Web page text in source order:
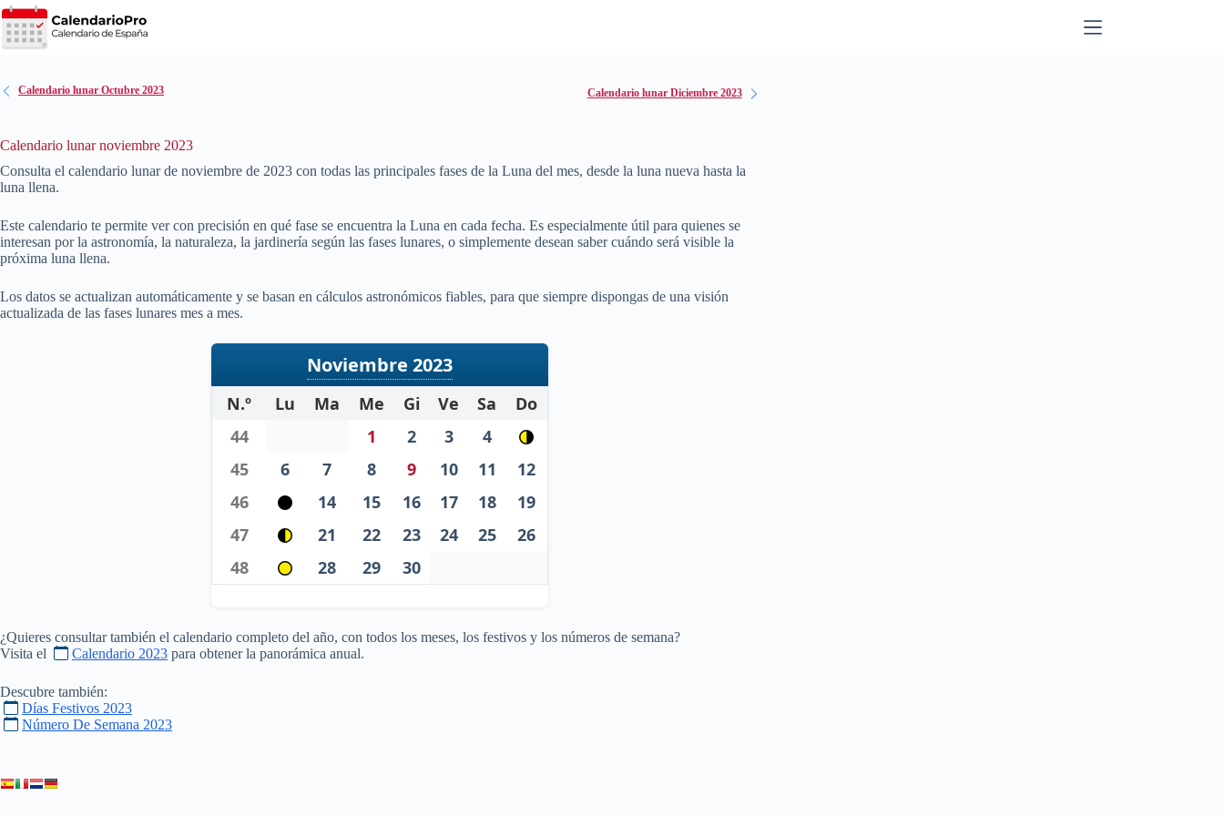
Saltar
al
contenido
Calendario lunar Octubre 2023 Calendario lunar Diciembre 2023
Calendario lunar noviembre 2023
Consulta el calendario lunar de noviembre de 2023 con todas las principales fases de la Luna del mes, desde la luna nueva hasta la
luna llena.
Este calendario te permite ver con precisión en qué fase se encuentra la Luna en cada fecha. Es especialmente útil para quienes se
interesan por la astronomía, la naturaleza, la jardinería según las fases lunares, o simplemente desean saber cuándo será visible la
próxima luna llena.
Los datos se actualizan automáticamente y se basan en cálculos astronómicos fiables, para que siempre dispongas de una visión
actualizada de las fases lunares mes a mes.
Noviembre 2023
N.º Lu Ma Me Gi Ve Sa
Do
44
1 2 3
4
45
6 7 8 9 10 11
12
46
14 15 16 17 18
19
47
21 22 23 24 25
26
48
28 29 30
¿Quieres consultar también el calendario completo del año, con todos los meses, los festivos y los números de semana?
Visita el
Calendario 2023 para obtener la panorámica anual.
Descubre también:
Días Festivos 2023
Número De Semana 2023